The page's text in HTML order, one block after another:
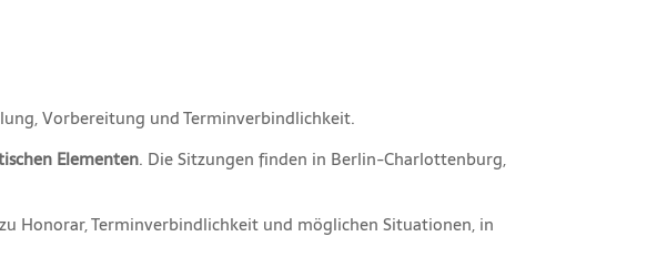
Vorbereitung und Terminverbindlichkeit.
Elementen. Die Sitzungen finden in Berlin-Charlottenburg,
Honorar, Terminverbindlichkeit und möglichen Situationen, in